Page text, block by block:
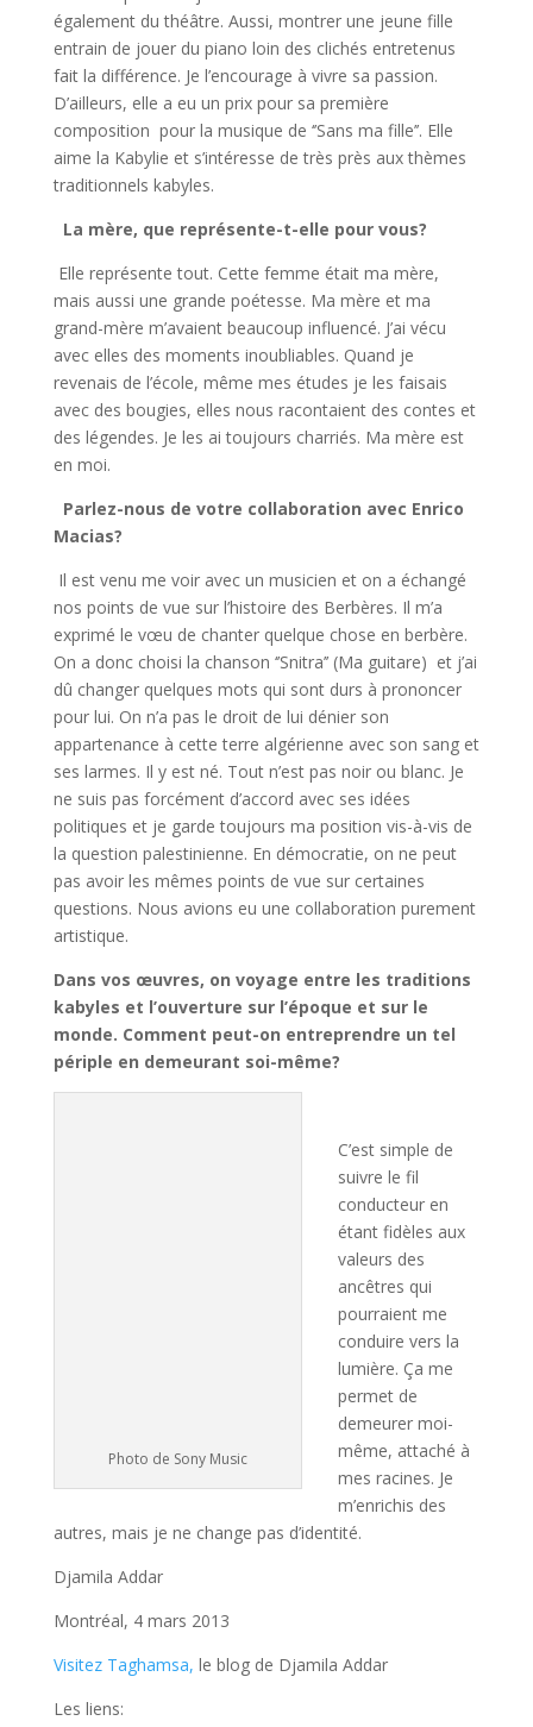
également du théâtre. Aussi, montrer une jeune fille
entrain de jouer du piano loin des clichés entretenus
fait la différence. Je l’encourage à vivre sa passion.
D’ailleurs, elle a eu un prix pour sa première
composition pour la musique de ‘’Sans ma fille’’. Elle
aime la Kabylie et s’intéresse de très près aux thèmes
traditionnels kabyles.
La mère, que représente-t-elle pour vous?
Elle représente tout. Cette femme était ma mère,
mais aussi une grande poétesse. Ma mère et ma
grand-mère m’avaient beaucoup influencé. J’ai vécu
avec elles des moments inoubliables. Quand je
revenais de l’école, même mes études je les faisais
avec des bougies, elles nous racontaient des contes et
des légendes. Je les ai toujours charriés. Ma mère est
en moi.
Parlez-nous de votre collaboration avec Enrico
Macias?
Il est venu me voir avec un musicien et on a échangé
nos points de vue sur l’histoire des Berbères. Il m’a
exprimé le vœu de chanter quelque chose en berbère.
On a donc choisi la chanson ‘’Snitra’’ (Ma guitare) et j’ai
dû changer quelques mots qui sont durs à prononcer
pour lui. On n’a pas le droit de lui dénier son
appartenance à cette terre algérienne avec son sang et
ses larmes. Il y est né. Tout n’est pas noir ou blanc. Je
ne suis pas forcément d’accord avec ses idées
politiques et je garde toujours ma position vis-à-vis de
la question palestinienne. En démocratie, on ne peut
pas avoir les mêmes points de vue sur certaines
questions. Nous avions eu une collaboration purement
artistique.
Dans vos œuvres, on voyage entre les traditions
kabyles et l’ouverture sur l’époque et sur le
monde. Comment peut-on entreprendre un tel
périple en demeurant soi-même?
Photo de Sony Music
C’est simple de
suivre le fil
conducteur en
étant fidèles aux
valeurs des
ancêtres qui
pourraient me
conduire vers la
lumière. Ça me
permet de
demeurer moi-
même, attaché à
mes racines. Je
m’enrichis des
autres, mais je ne change pas d’identité.
Djamila Addar
Montréal, 4 mars 2013
Visitez Taghamsa, le blog de Djamila Addar
Les liens: